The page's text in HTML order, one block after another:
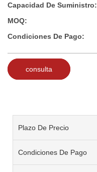
Capacidad De Suministro:
MOQ:
Condiciones De Pago:
consulta
Plazo De Precio
Condiciones De Pago